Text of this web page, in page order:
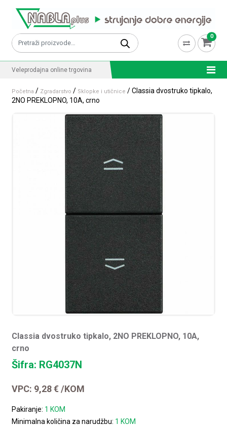
Pretraži: 0
Veleprodajna online trgovina
Početna / Zgradarstvo / Sklopke i utičnice / Classia dvostruko tipkalo,
2NO PREKLOPNO, 10A, crno
Classia dvostruko tipkalo, 2NO PREKLOPNO, 10A,
crno
Šifra: RG4037N
VPC: 9,28€ /KOM
Pakiranje: 1 KOM
Minimalna količina za narudžbu: 1 KOM